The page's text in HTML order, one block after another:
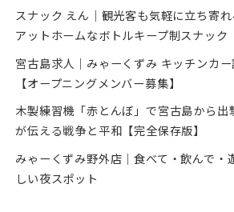
スナック えん｜観光客も気軽に立ち寄
アットホームなボトルキープ制スナック
宮古島求人｜みゃーくずみ キッチンカ
【オープニングメンバー募集】
木製練習機「赤とんぼ」で宮古島から
が伝える戦争と平和【完全保存版】
みゃーくずみ野外店｜食べて・飲んで・
しい夜スポット